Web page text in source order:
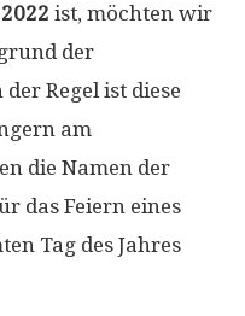
2022 ist, möchten wir
der
Regel ist diese
am
die Namen der
das Feiern eines
Tag des Jahres